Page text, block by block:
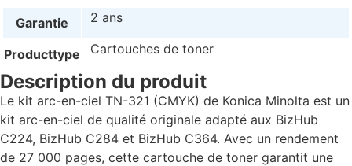
Garantie 2 ans
Producttype Cartouches de toner
Description du produit
Le kit arc-en-ciel TN-321 (CMYK) de Konica Minolta est un
kit arc-en-ciel de qualité originale adapté aux BizHub
C224, BizHub C284 et BizHub C364. Avec un rendement
de 27 000 pages, cette cartouche de toner garantit une